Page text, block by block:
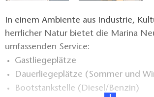
In einem Ambiente aus Industrie,
herrlicher Natur bietet die Marina
umfassenden Service:
Gastliegeplätze
Dauerliegeplätze (Sommer und
Bootstankstelle (Diesel/Benzin)